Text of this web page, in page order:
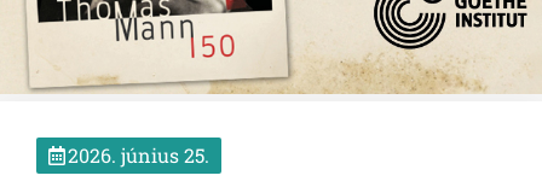
2026. június 25.